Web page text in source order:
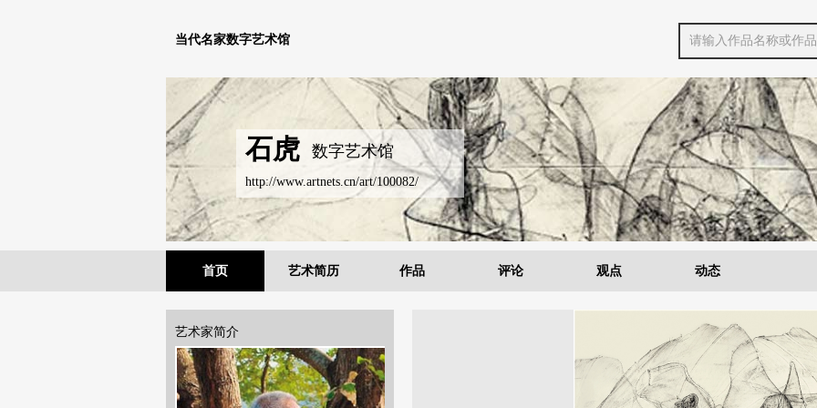
当代名家数字艺术馆
石虎 数字艺术馆
http://www.artnets.cn/art/100082/
首页 艺术简历 作品 评论 观点 动态
艺术家简介